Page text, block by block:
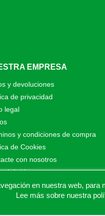
EMPRESA
y devoluciones
de privacidad
legal
y condiciones de compra
de Cookies
con nosotros
del sitio
físicas de Proalt Ingeniería
© 2026 -
en nuestra web,
Lee más sobre nuestra